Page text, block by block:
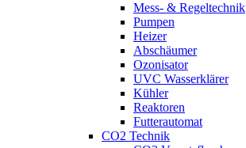
Mess- & Regeltechnik
Pumpen
Heizer
Abschäumer
Ozonisator
UVC Wasserklärer
Kühler
Reaktoren
Futterautomat
CO2 Technik